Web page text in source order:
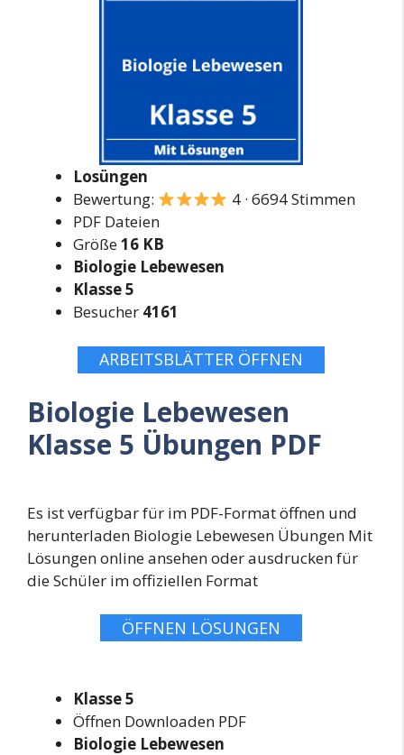
Losüngen
Bewertung:
4 · 6694 Stimmen
PDF Dateien
Größe16 KB
Biologie Lebewesen
Klasse 5
Besucher 4161
ARBEITSBLÄTTER ÖFFNEN
Biologie Lebewesen
Klasse 5 Übungen PDF
Es ist verfügbar für im PDF-Format öffnen und
herunterladen Biologie Lebewesen Übungen Mit
Lösungen online ansehen oder ausdrucken für
die Schüler im offiziellen Format
ÖFFNEN LÖSUNGEN
Klasse 5
Öffnen Downloaden PDF
Biologie Lebewesen